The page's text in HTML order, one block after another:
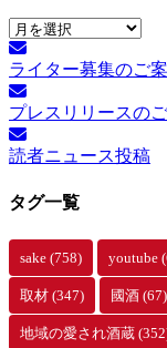
月
別
ア
ー
カ
イ
ブ
ライター募集のご
プレスリリースの
読者ニュース投稿
タグ一覧
sake (758) youtube
取材 (347) 國酒 (67)
地域の愛され酒蔵